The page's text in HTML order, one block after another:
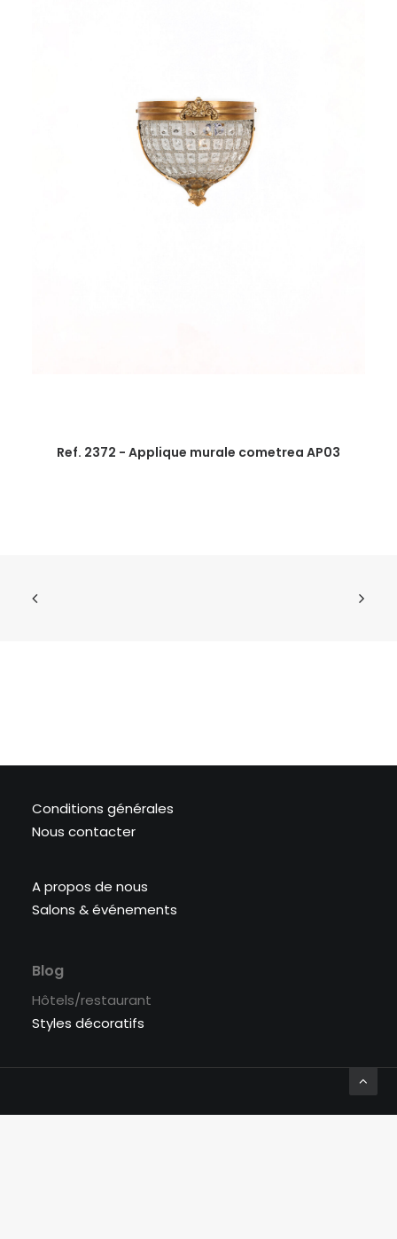
Ref. 2372 - Applique murale cometrea AP03
Conditions générales
Nous contacter
A propos de nous
Salons & événements
Blog
Hôtels/restaurant
Styles décoratifs